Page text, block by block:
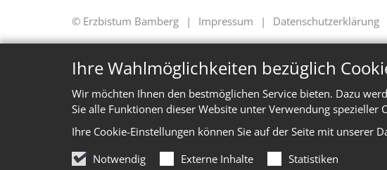
Ihre Wahlmöglichkeiten bezüglich
Wir möchten Ihnen den bestmöglichen Service bieten. Dazu
Sie alle Funktionen dieser Website unter Verwendung spezieller
Ihre Cookie-Einstellungen können Sie auf der Seite mit unserer
Notwendig
Externe Inhalte Statistiken
© Erzbistum Bamberg Impressum Datenschutzerklärung